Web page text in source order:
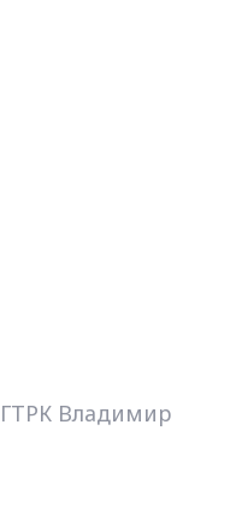
ГТРК Владимир